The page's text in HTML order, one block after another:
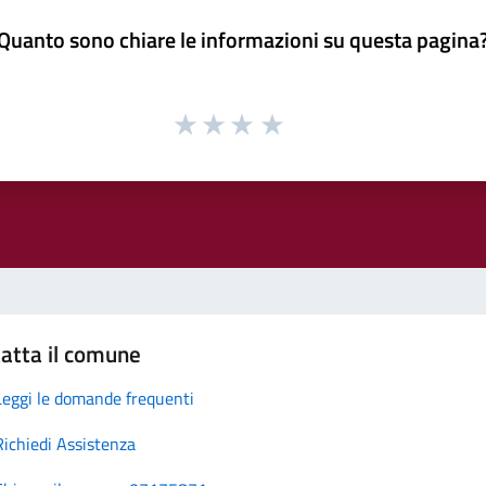
sono chiare le informazioni su questa
il comune
le domande frequenti
Assistenza